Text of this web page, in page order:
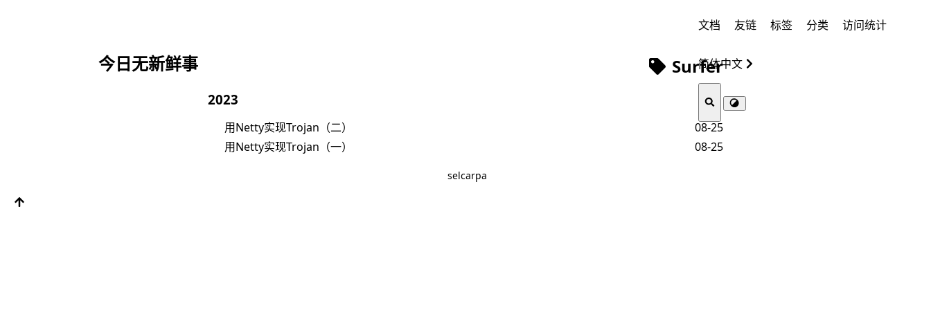
今日无新鲜事
文档 友链 标签 分类 访问统计
简体中文
Surfer
2023
用Netty实现Trojan（二）
08-25
用Netty实现Trojan（一）
08-25
selcarpa